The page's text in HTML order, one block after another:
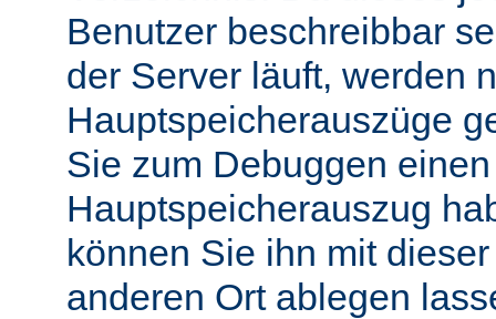
Benutzer beschreibbar
der Server läuft, werden
Hauptspeicherauszüge
Sie zum Debuggen einen
Hauptspeicherauszug
können Sie ihn mit
anderen Ort ablegen